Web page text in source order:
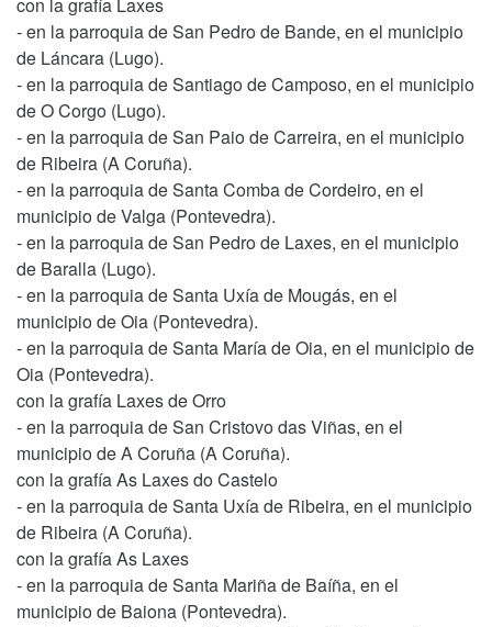
- en la parroquia de San Pedro de Bande, en el municipio
de Láncara (Lugo).
- en la parroquia de Santiago de Camposo, en el municipio
de O Corgo (Lugo).
- en la parroquia de San Paio de Carreira, en el municipio
de Ribeira (A Coruña).
- en la parroquia de Santa Comba de Cordeiro, en el
municipio de Valga (Pontevedra).
- en la parroquia de San Pedro de Laxes, en el municipio
de Baralla (Lugo).
- en la parroquia de Santa Uxía de Mougás, en el
municipio de Oia (Pontevedra).
- en la parroquia de Santa María de Oia, en el municipio de
Oia (Pontevedra).
con la grafía Laxes de Orro
- en la parroquia de San Cristovo das Viñas, en el
municipio de A Coruña (A Coruña).
con la grafía As Laxes do Castelo
- en la parroquia de Santa Uxía de Ribeira, en el municipio
de Ribeira (A Coruña).
con la grafía As Laxes
- en la parroquia de Santa Mariña de Baíña, en el
municipio de Baiona (Pontevedra).